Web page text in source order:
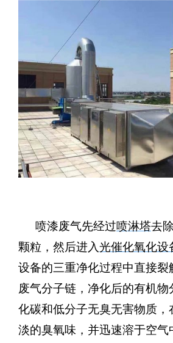
喷漆废气先经过喷淋塔去
颗粒，然后进入光催化氧化设
设备的三重净化过程中直接裂
废气分子链，净化后的有机物
化碳和低分子无臭无害物质，
淡的臭氧味，并迅速溶于空气